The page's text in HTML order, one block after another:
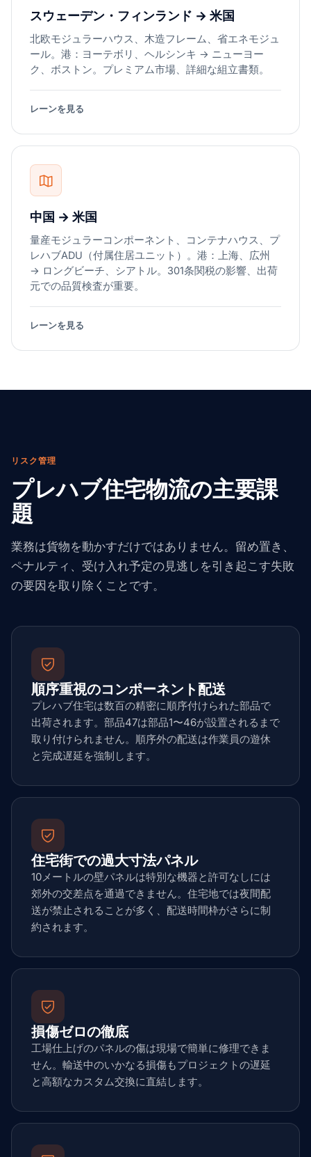
スウェーデン・フィンランド → 米国
北欧モジュラーハウス、木造フレーム、省エネモジュ
ール。港：ヨーテボリ、ヘルシンキ → ニューヨー
ク、ボストン。プレミアム市場、詳細な組立書類。
レーンを見る
中国 → 米国
量産モジュラーコンポーネント、コンテナハウス、プ
レハブADU（付属住居ユニット）。港：上海、広州
→ ロングビーチ、シアトル。301条関税の影響、出荷
元での品質検査が重要。
レーンを見る
リスク管理
プレハブ住宅物流の主要課
題
業務は貨物を動かすだけではありません。留め置き、
ペナルティ、受け入れ予定の見逃しを引き起こす失敗
の要因を取り除くことです。
順序重視のコンポーネント配送
プレハブ住宅は数百の精密に順序付けられた部品で
出荷されます。部品47は部品1〜46が設置されるまで
取り付けられません。順序外の配送は作業員の遊休
と完成遅延を強制します。
住宅街での過大寸法パネル
10メートルの壁パネルは特別な機器と許可なしには
郊外の交差点を通過できません。住宅地では夜間配
送が禁止されることが多く、配送時間枠がさらに制
約されます。
損傷ゼロの徹底
工場仕上げのパネルの傷は現場で簡単に修理できま
せん。輸送中のいかなる損傷もプロジェクトの遅延
と高額なカスタム交換に直結します。